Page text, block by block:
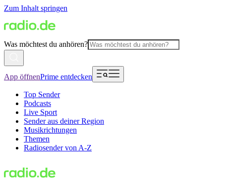
Zum Inhalt springen
Was möchtest du anhören?
App öffnenPrime entdecken
Top Sender
Podcasts
Live Sport
Sender aus deiner Region
Musikrichtungen
Themen
Radiosender von A-Z